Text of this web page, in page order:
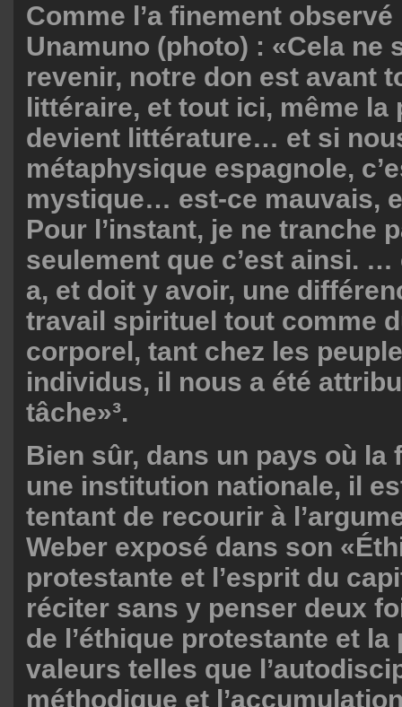
Comme l’a finement observé
Unamuno (photo) : «Cela ne
revenir, notre don est avant
littéraire, et tout ici, même la
devient littérature… et si
métaphysique espagnole,
mystique… est-ce mauvais,
Pour l’instant, je ne tranche
seulement que c’est ainsi.
a, et doit y avoir, une
travail spirituel tout comme
corporel, tant chez les
individus, il nous a été
tâche»³.
Bien sûr, dans un pays où la
une institution nationale, il
tentant de recourir à
Weber exposé dans son
protestante et l’esprit du
réciter sans y penser deux
de l’éthique protestante et
valeurs telles que
méthodique et